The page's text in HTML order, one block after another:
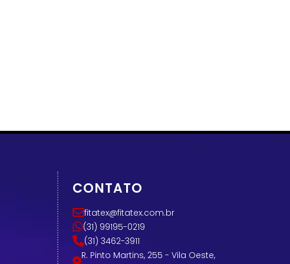
CONTATO
fitatex@fitatex.com.br
(31) 99195-0219
(31) 3462-3911
R. Pinto Martins, 255 - Vila Oeste,